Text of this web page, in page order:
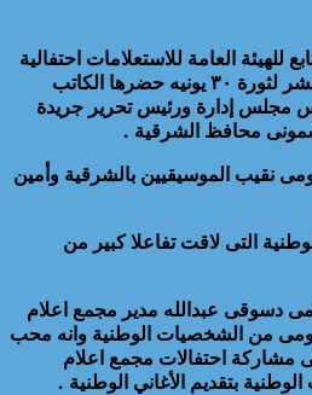
للهيئة العامة للاستعلامات احتفالية
كبرى تخليدا للذكرى الثالثة عشر لثورة ٣٠ يونيه حضرها الكاتب
إدارة ورئيس تحرير جريدة
محافظ الشرقية .
نقيب الموسيقيين بالشرقية وأمين
التى لاقت تفاعلا كبير من
دسوقى عبدالله مدير مجمع اعلام
من الشخصيات الوطنية وانه محب
مشاركة احتفالات مجمع اعلام
بتقديم الأغاني الوطنية .